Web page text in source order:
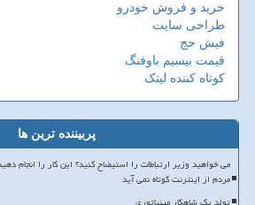
خرید و فروش خودرو
طراحی سایت
فیش حج
قیمت بیسیم باوفنگ
کوتاه کننده لینک
پربیننده ترین ها
می خواهید وزیر ارتباطات را استیضاح کنید؟ این کار را انجام
مردم از اینترنت کوتاه نمی آید